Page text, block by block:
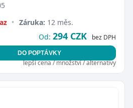
• Záruka: 12 měs.
Od: 294 CZK bez DPH
DO POPTÁVKY
lepší cena / množství / alternativy